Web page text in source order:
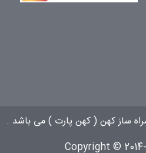
ساز کهن (کهن پارت ) می باشد .
Copyright ©